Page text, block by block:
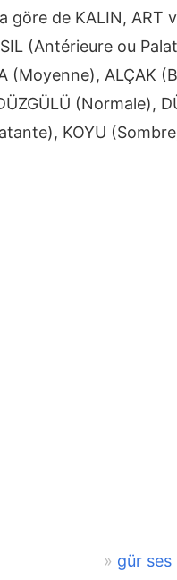
göre de KALIN, ART
(Antérieure ou
(Moyenne), ALÇAK
(Normale),
KOYU
gür ses